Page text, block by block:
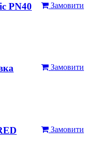
Замовити
PN40
Замовити
Замовити